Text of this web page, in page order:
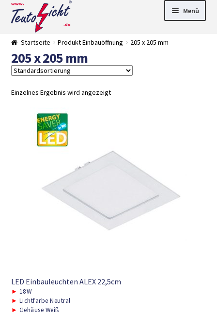
Zur
Navigation
springen
Springe
zum
Menü
►
Startseite Produkt Einbauöffnung 205 x 205 mm
205 x 205 mm
Einzelnes Ergebnis wird angezeigt
LED Einbauleuchten ALEX 22,5cm
► 18W
► Lichtfarbe Neutral
► Gehäuse Weiß